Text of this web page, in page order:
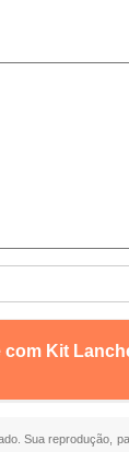
Kit
Sua reprodução,